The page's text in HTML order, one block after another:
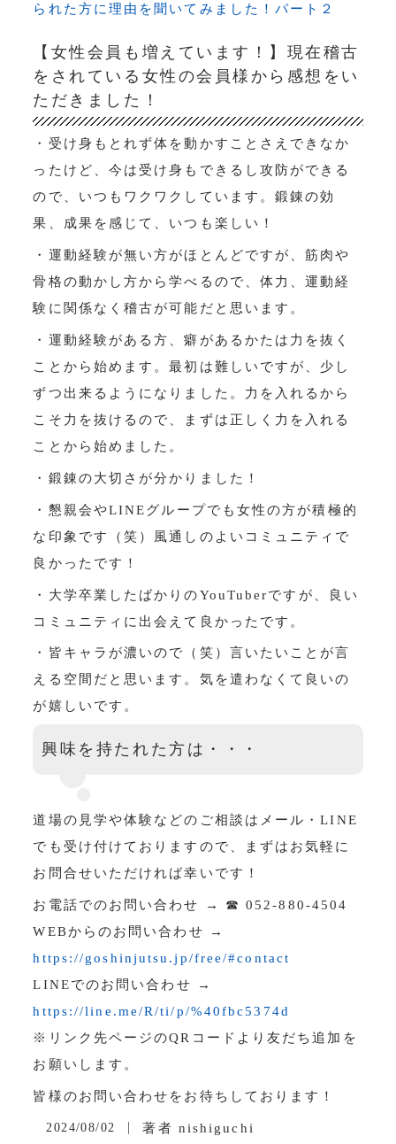
られた方に理由を聞いてみました！パート２
【女性会員も増えています！】現在稽古
をされている女性の会員様から感想をい
ただきました！
・受け身もとれず体を動かすことさえできなか
ったけど、今は受け身もできるし攻防ができる
ので、いつもワクワクしています。鍛錬の効
果、成果を感じて、いつも楽しい！
・運動経験が無い方がほとんどですが、筋肉や
骨格の動かし方から学べるので、体力、運動経
験に関係なく稽古が可能だと思います。
・運動経験がある方、癖があるかたは力を抜く
ことから始めます。最初は難しいですが、少し
ずつ出来るようになりました。力を入れるから
こそ力を抜けるので、まずは正しく力を入れる
ことから始めました。
・鍛錬の大切さが分かりました！
・懇親会やLINEグループでも女性の方が積極的
な印象です（笑）風通しのよいコミュニティで
良かったです！
・大学卒業したばかりのYouTuberですが、良い
コミュニティに出会えて良かったです。
・皆キャラが濃いので（笑）言いたいことが言
える空間だと思います。気を遣わなくて良いの
が嬉しいです。
興味を持たれた方は・・・
道場の見学や体験などのご相談はメール・LINE
でも受け付けておりますので、まずはお気軽に
お問合せいただければ幸いです！
お電話でのお問い合わせ → ☎ 052-880-4504
WEBからのお問い合わせ →
https://goshinjutsu.jp/free/#contact
LINEでのお問い合わせ →
https://line.me/R/ti/p/%40fbc5374d
※リンク先ページのQRコードより友だち追加を
お願いします。
皆様のお問い合わせをお待ちしております！
2024/08/02 著者 nishiguchi